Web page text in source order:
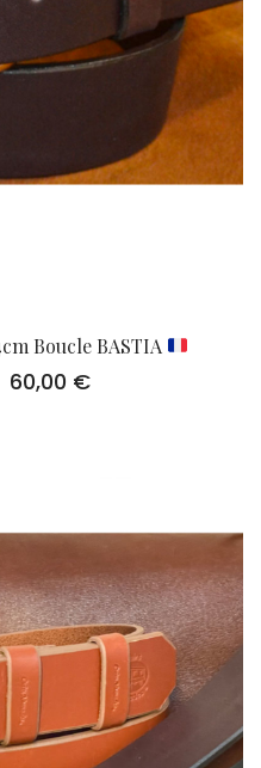
Boucle BASTIA
60,00 €Plage